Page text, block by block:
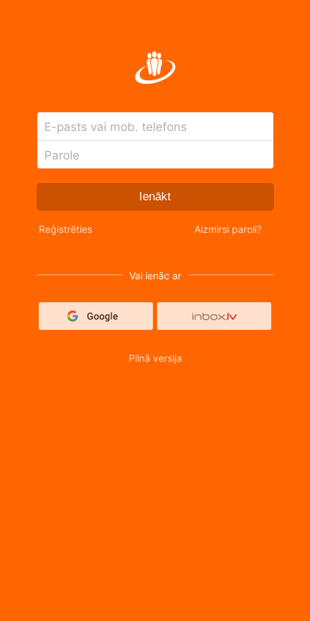
E-pasts vai mob. telefons
Parole
Ienākt
Reģistrēties Aizmirsi paroli?
Vai ienāc ar
Pilnā versija